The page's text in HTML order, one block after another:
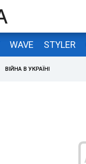
WAVE STYLER
ВІЙНА В УКРАЇНІ